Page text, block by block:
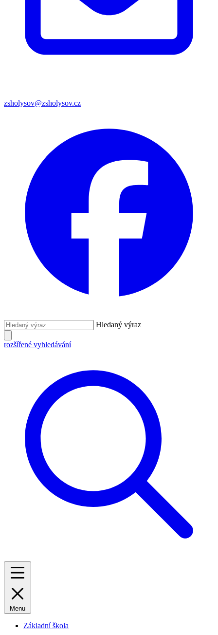
zsholysov@zsholysov.cz
Hledaný výraz
rozšířené vyhledávání
Menu
Základní škola